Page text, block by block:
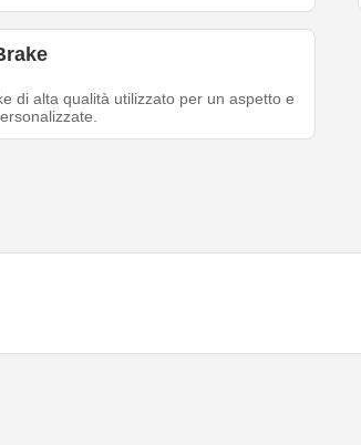
di alta qualità utilizzato per un aspetto e